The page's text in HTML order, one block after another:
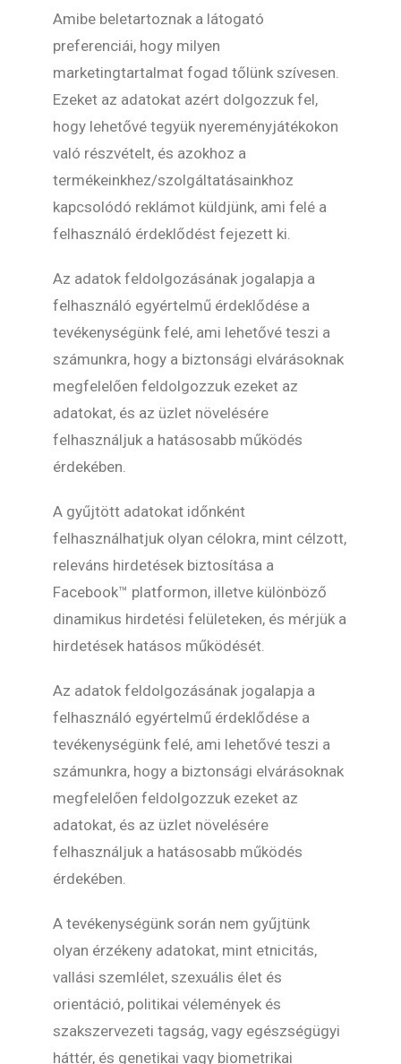
Amibe beletartoznak a látogató
preferenciái, hogy milyen
marketingtartalmat fogad tőlünk szívesen.
Ezeket az adatokat azért dolgozzuk fel,
hogy lehetővé tegyük nyereményjátékokon
való részvételt, és azokhoz a
termékeinkhez/szolgáltatásainkhoz
kapcsolódó reklámot küldjünk, ami felé a
felhasználó érdeklődést fejezett ki.
Az adatok feldolgozásának jogalapja a
felhasználó egyértelmű érdeklődése a
tevékenységünk felé, ami lehetővé teszi a
számunkra, hogy a biztonsági elvárásoknak
megfelelően feldolgozzuk ezeket az
adatokat, és az üzlet növelésére
felhasználjuk a hatásosabb működés
érdekében.
A gyűjtött adatokat időnként
felhasználhatjuk olyan célokra, mint célzott,
releváns hirdetések biztosítása a
Facebook™ platformon, illetve különböző
dinamikus hirdetési felületeken, és mérjük a
hirdetések hatásos működését.
Az adatok feldolgozásának jogalapja a
felhasználó egyértelmű érdeklődése a
tevékenységünk felé, ami lehetővé teszi a
számunkra, hogy a biztonsági elvárásoknak
megfelelően feldolgozzuk ezeket az
adatokat, és az üzlet növelésére
felhasználjuk a hatásosabb működés
érdekében.
A tevékenységünk során nem gyűjtünk
olyan érzékeny adatokat, mint etnicitás,
vallási szemlélet, szexuális élet és
orientáció, politikai vélemények és
szakszervezeti tagság, vagy egészségügyi
háttér, és genetikai vagy biometrikai